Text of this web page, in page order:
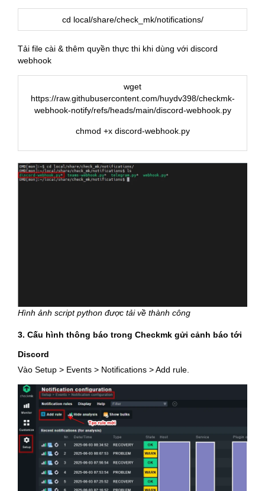
cd local/share/check_mk/notifications/
Tải file cài & thêm quyền thực thi khi dùng với discord
webhook
wget
https://raw.githubusercontent.com/huydv398/checkmk-
webhook-notify/refs/heads/main/discord-webhook.py
chmod +x discord-webhook.py
Hình ảnh script python được tải về thành công
3. Cấu hình thông báo trong Checkmk gửi cảnh báo tới
Discord
Vào Setup > Events > Notifications > Add rule.